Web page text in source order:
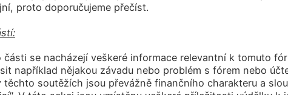
proto doporučujeme přečíst.
části se nacházejí veškeré informace relevantní k tomuto
například nějakou závadu nebo problém s fórem nebo
soutěžích jsou převážně finančního charakteru a